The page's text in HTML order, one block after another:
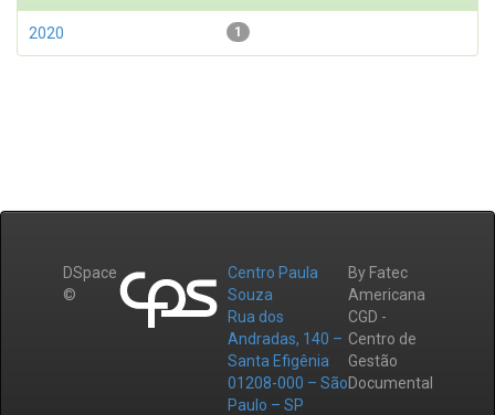
1
2020
DSpace
©
Centro Paula
Souza
Rua dos
Andradas, 140 –
Santa Efigênia
01208-000 – São
Paulo – SP
By Fatec
Americana
CGD -
Centro de
Gestão
Documental